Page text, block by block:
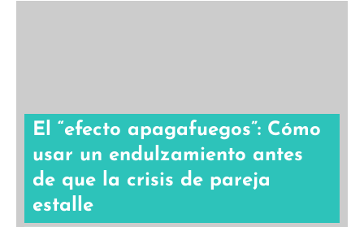
El “efecto apagafuegos”: Cómo
usar un endulzamiento antes
de que la crisis de pareja
estalle